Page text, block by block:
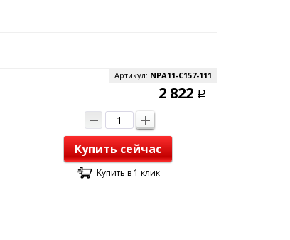
Артикул: NPA11-C157-111
2 822 Р
Купить сейчас
Купить в 1 клик